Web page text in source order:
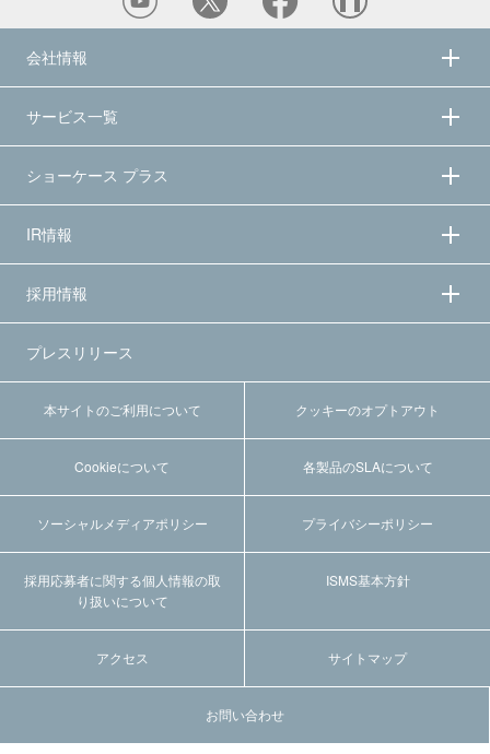
会社情報
サービス一覧
ショーケース プラス
IR情報
採用情報
プレスリリース
本サイトのご利用について クッキーのオプトアウト
Cookieについて 各製品のSLAについて
ソーシャルメディアポリシー プライバシーポリシー
採用応募者に関する個人情報の取
り扱いについて
ISMS基本方針
アクセス サイトマップ
お問い合わせ